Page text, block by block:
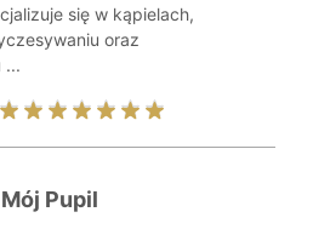
się w kąpielach,
oraz
...
Pupil